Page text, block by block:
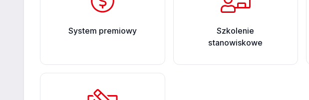
System premiowy
Szkolenie
stanowiskowe